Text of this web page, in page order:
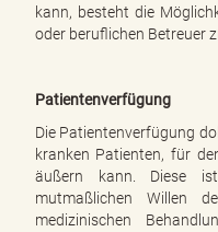
kann, besteht die
oder beruflichen Betreuer
Patientenverfügung
Die Patientenverfügung
kranken Patienten, für
äußern kann. Diese
mutmaßlichen Willen
medizinischen